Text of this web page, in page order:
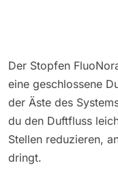
Der Stopfen
eine geschlossene
der Äste des
du den Duftfluss
Stellen reduzieren,
dringt.